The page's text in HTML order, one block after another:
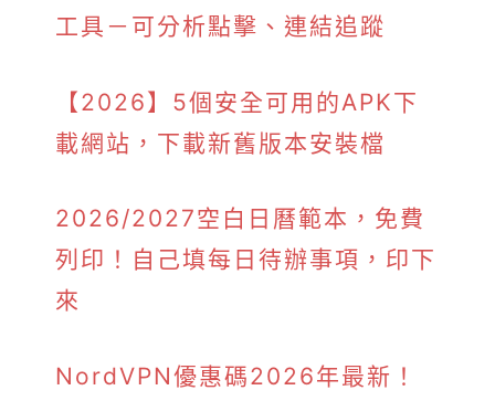
工具－可分析點擊、連結追蹤
【2026】5個安全可用的APK下
載網站，下載新舊版本安裝檔
2026/2027空白日曆範本，免費
列印！自己填每日待辦事項，印下
來
NordVPN優惠碼2026年最新！